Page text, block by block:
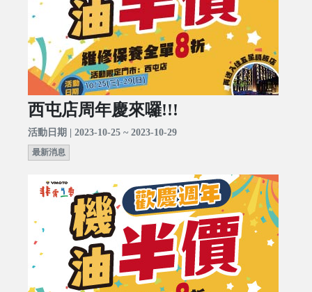
西屯店周年慶來囉!!!
活動日期 | 2023-10-25 ~ 2023-10-29
最新消息